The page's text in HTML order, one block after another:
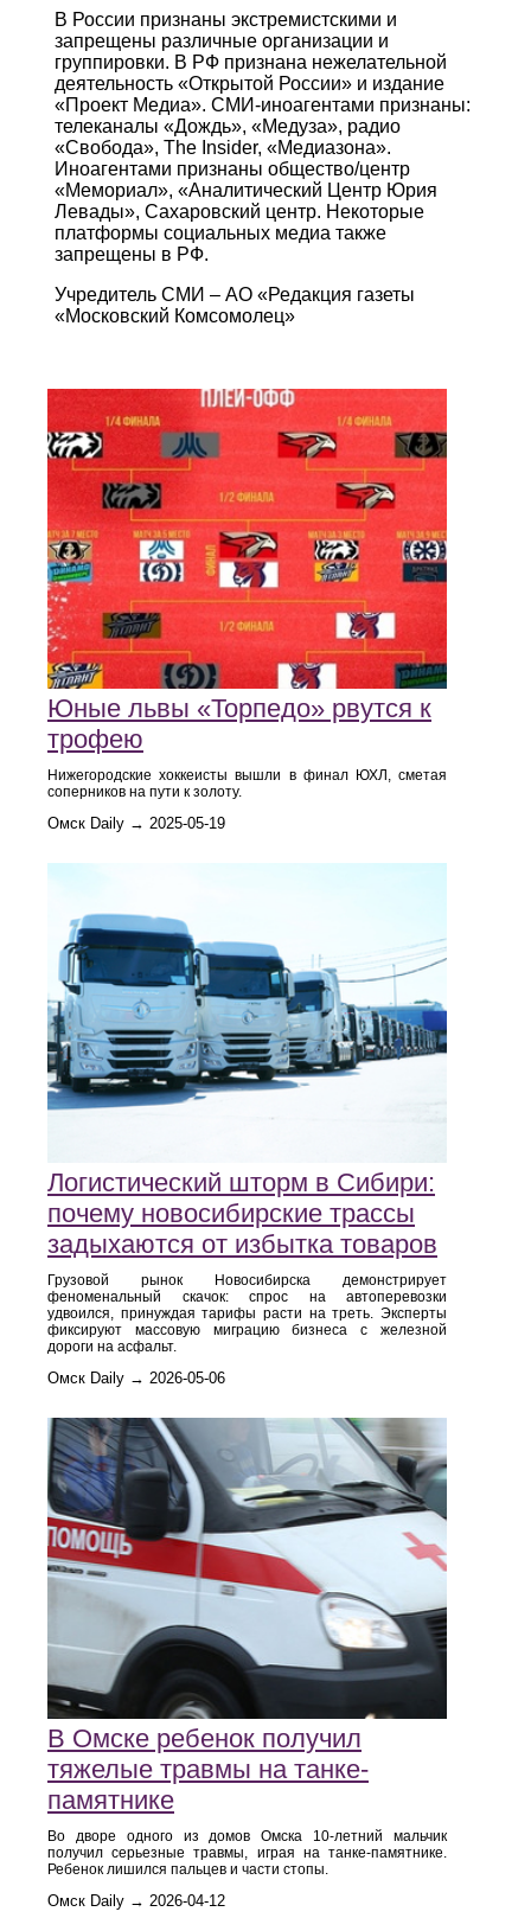
В России признаны экстремистскими и
запрещены различные организации и
группировки. В РФ признана нежелательной
деятельность «Открытой России» и издание
«Проект Медиа». СМИ-иноагентами признаны:
телеканалы «Дождь», «Медуза», радио
«Свобода», The Insider, «Медиазона».
Иноагентами признаны общество/центр
«Мемориал», «Аналитический Центр Юрия
Левады», Сахаровский центр. Некоторые
платформы социальных медиа также
запрещены в РФ.
Учредитель СМИ – АО «Редакция газеты
«Московский Комсомолец»
Юные львы «Торпедо» рвутся к
трофею
Нижегородские хоккеисты вышли в финал ЮХЛ, сметая
соперников на пути к золоту.
Омск Daily → 2025-05-19
Логистический шторм в Сибири:
почему новосибирские трассы
задыхаются от избытка товаров
Грузовой рынок Новосибирска демонстрирует
феноменальный скачок: спрос на автоперевозки
удвоился, принуждая тарифы расти на треть. Эксперты
фиксируют массовую миграцию бизнеса с железной
дороги на асфальт.
Омск Daily → 2026-05-06
В Омске ребенок получил
тяжелые травмы на танке-
памятнике
Во дворе одного из домов Омска 10-летний мальчик
получил серьезные травмы, играя на танке-памятнике.
Ребенок лишился пальцев и части стопы.
Омск Daily → 2026-04-12